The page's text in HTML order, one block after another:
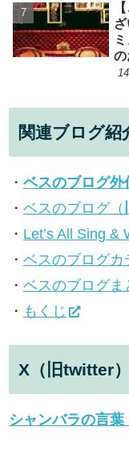
関連ブログ紹
・ ベスのブログ外
・ ベスのブログ（
・ Let’s All Sing &
・ ベスのブログカ
・ ベスのブログま
・ もくじ
X（旧twitter
シャンバラの言